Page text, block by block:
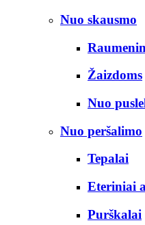
Nuo skausmo
Žaizdoms
Nuo
Nuo peršalimo
Tepalai
Eteriniai
Purškalai